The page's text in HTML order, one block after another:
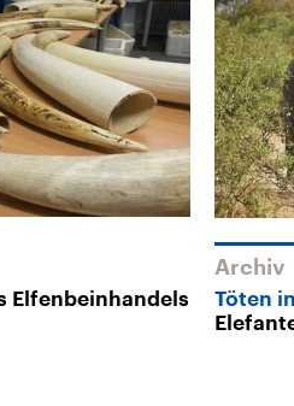
Elfenbeinhandels
Archiv
Töten